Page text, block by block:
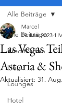
Alle Beiträge
Kreditkarten
Flüge
Lounges
Hotel
Alle Beiträge
Las Vegas
Astoria &
Marcel
19. Mai 2023 1
Aktualisiert: 31.